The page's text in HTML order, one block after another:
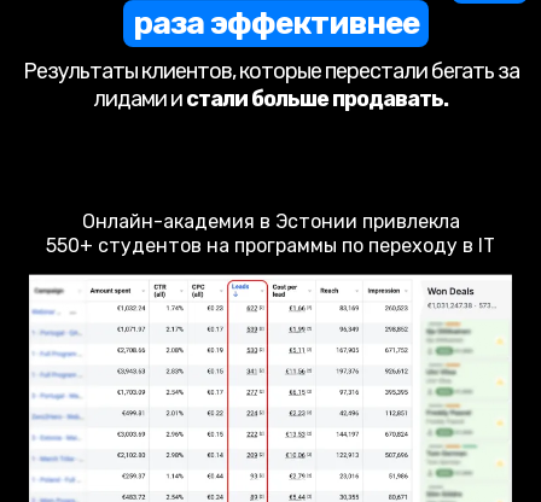
раза эффективнее
Результаты клиентов, которые перестали бегать за
лидами истали больше продавать.
Онлайн-академия в Эстонии привлекла
550+ студентов на программы по переходу в IT